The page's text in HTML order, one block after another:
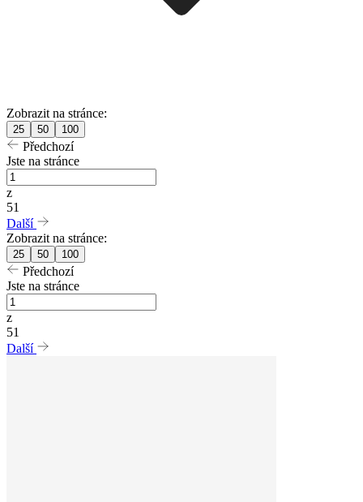
Zobrazit na stránce:
25 50 100
Předchozí
Jste na stránce
z
51
Další
Zobrazit na stránce:
25 50 100
Předchozí
Jste na stránce
z
51
Další